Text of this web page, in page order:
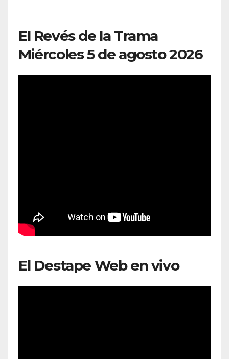
El Revés de la Trama
Miércoles 5 de agosto 2026
El Destape Web en vivo